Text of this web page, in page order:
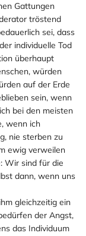
Gattungen
tröstend
sei, dass
individuelle Tod
überhaupt
würden
auf der Erde
sein, wenn
bei den meisten
wenn ich
nie sterben zu
ewig verweilen
Wir sind für die
dann, wenn uns
gleichzeitig ein
der Angst,
das Individuum